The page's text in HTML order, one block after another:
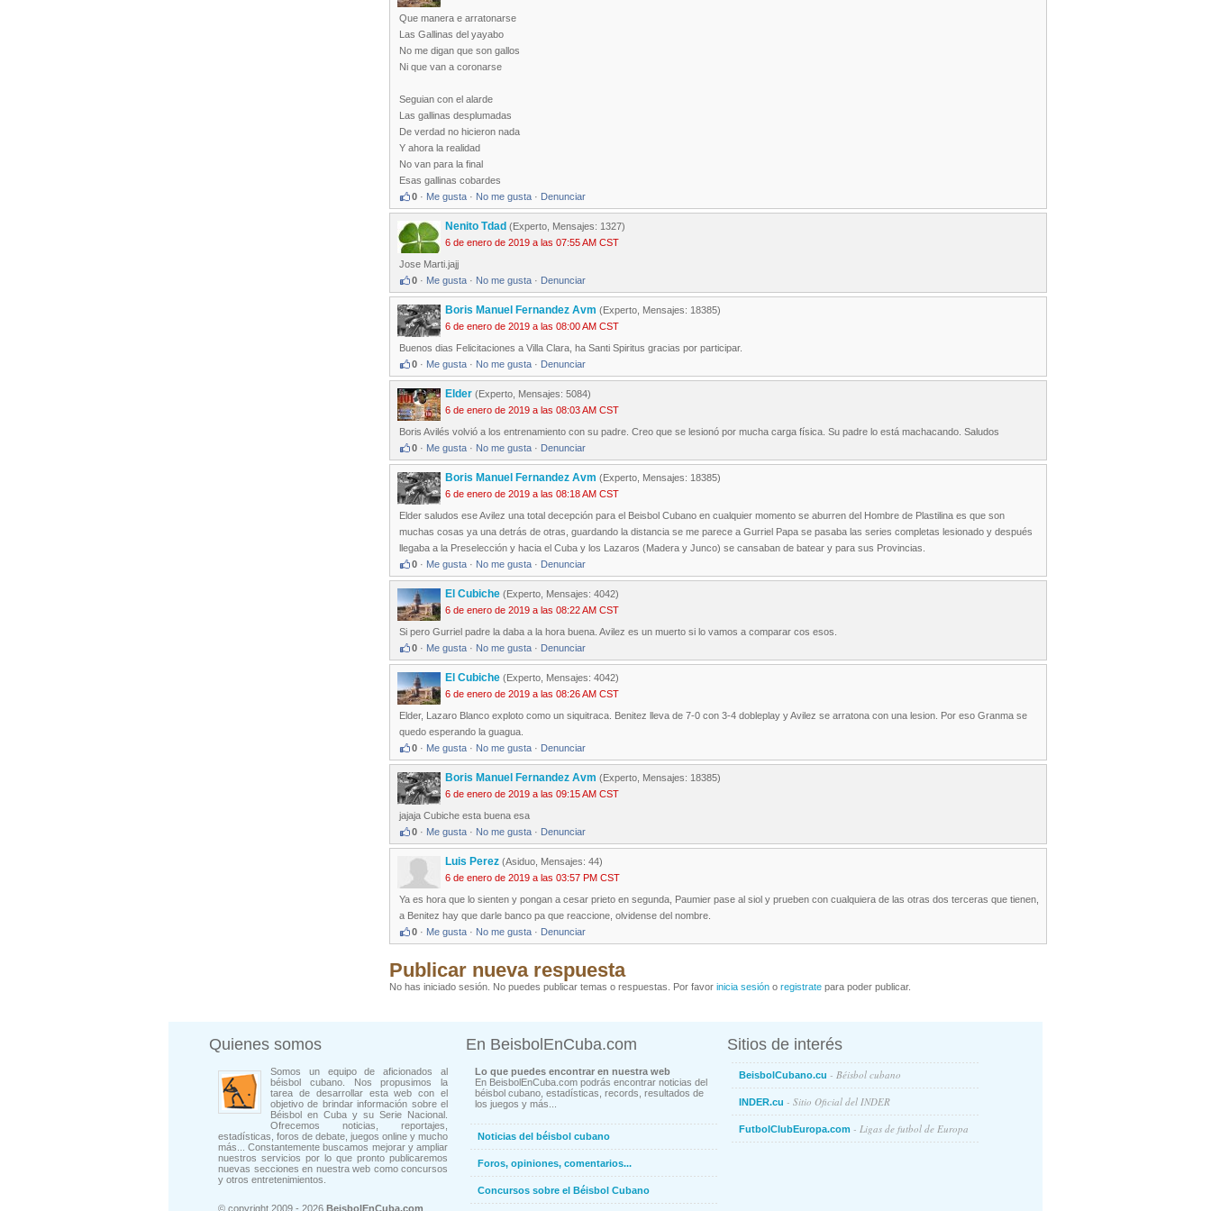
Que manera e arratonarse
Las Gallinas del yayabo
No me digan que son gallos
Ni que van a coronarse
Seguian con el alarde
Las gallinas desplumadas
De verdad no hicieron nada
Y ahora la realidad
No van para la final
Esas gallinas cobardes
0 · Me gusta · No me gusta · Denunciar
Nenito Tdad (Experto, Mensajes: 1327)
6 de enero de 2019 a las 07:55 AM CST
Jose Marti.jajj
0 · Me gusta · No me gusta · Denunciar
Boris Manuel Fernandez Avm (Experto, Mensajes: 18385)
6 de enero de 2019 a las 08:00 AM CST
Buenos dias Felicitaciones a Villa Clara, ha Santi Spiritus gracias por participar.
0 · Me gusta · No me gusta · Denunciar
Elder (Experto, Mensajes: 5084)
6 de enero de 2019 a las 08:03 AM CST
Boris Avilés volvió a los entrenamiento con su padre. Creo que se lesionó por mucha carga física. Su padre lo está machacando. Saludos
0 · Me gusta · No me gusta · Denunciar
Boris Manuel Fernandez Avm (Experto, Mensajes: 18385)
6 de enero de 2019 a las 08:18 AM CST
Elder saludos ese Avilez una total decepción para el Beisbol Cubano en cualquier momento se aburren del Hombre de Plastilina es que son
muchas cosas ya una detrás de otras, guardando la distancia se me parece a Gurriel Papa se pasaba las series completas lesionado y después
llegaba a la Preselección y hacia el Cuba y los Lazaros (Madera y Junco) se cansaban de batear y para sus Provincias.
0 · Me gusta · No me gusta · Denunciar
El Cubiche (Experto, Mensajes: 4042)
6 de enero de 2019 a las 08:22 AM CST
Si pero Gurriel padre la daba a la hora buena. Avilez es un muerto si lo vamos a comparar cos esos.
0 · Me gusta · No me gusta · Denunciar
El Cubiche (Experto, Mensajes: 4042)
6 de enero de 2019 a las 08:26 AM CST
Elder, Lazaro Blanco exploto como un siquitraca. Benitez lleva de 7-0 con 3-4 dobleplay y Avilez se arratona con una lesion. Por eso Granma se
quedo esperando la guagua.
0 · Me gusta · No me gusta · Denunciar
Boris Manuel Fernandez Avm (Experto, Mensajes: 18385)
6 de enero de 2019 a las 09:15 AM CST
jajaja Cubiche esta buena esa
0 · Me gusta · No me gusta · Denunciar
Luis Perez (Asiduo, Mensajes: 44)
6 de enero de 2019 a las 03:57 PM CST
Ya es hora que lo sienten y pongan a cesar prieto en segunda, Paumier pase al siol y prueben con cualquiera de las otras dos terceras que tienen,
a Benitez hay que darle banco pa que reaccione, olvidense del nombre.
0 · Me gusta · No me gusta · Denunciar
Publicar nueva respuesta
No has iniciado sesión. No puedes publicar temas o respuestas. Por favor inicia sesión o registrate para poder publicar.
Quienes somos
Somos un equipo de aficionados al
béisbol cubano. Nos propusimos la
tarea de desarrollar esta web con el
objetivo de brindar información sobre el
Béisbol en Cuba y su Serie Nacional.
Ofrecemos noticias, reportajes,
estadísticas, foros de debate, juegos online y mucho
más... Constantemente buscamos mejorar y ampliar
nuestros servicios por lo que pronto publicaremos
nuevas secciones en nuestra web como concursos
y otros entretenimientos.
© copyright 2009 - 2026 BeisbolEnCuba.com
En BeisbolEnCuba.com
Lo que puedes encontrar en nuestra web
En BeisbolEnCuba.com podrás encontrar noticias del
béisbol cubano, estadísticas, records, resultados de
los juegos y más...
Noticias del béisbol cubano
Foros, opiniones, comentarios...
Concursos sobre el Béisbol Cubano
Sitios de interés
BeisbolCubano.cu - Béisbol cubano
INDER.cu - Sitio Oficial del INDER
FutbolClubEuropa.com - Ligas de futbol de Europa